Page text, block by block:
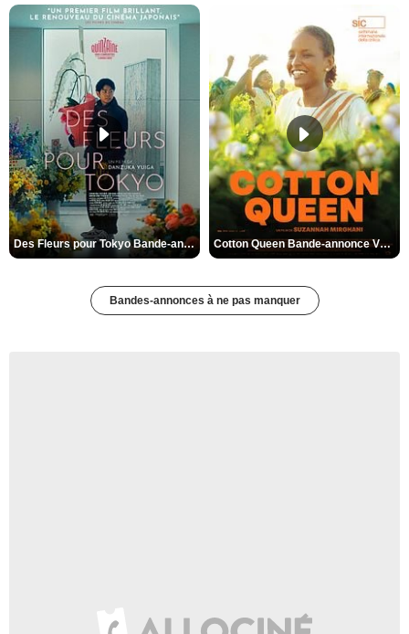
Des Fleurs pour Tokyo Bande-annonce VO STFR Cotton Queen Bande-annonce VO STFR
Bandes-annonces à ne pas manquer